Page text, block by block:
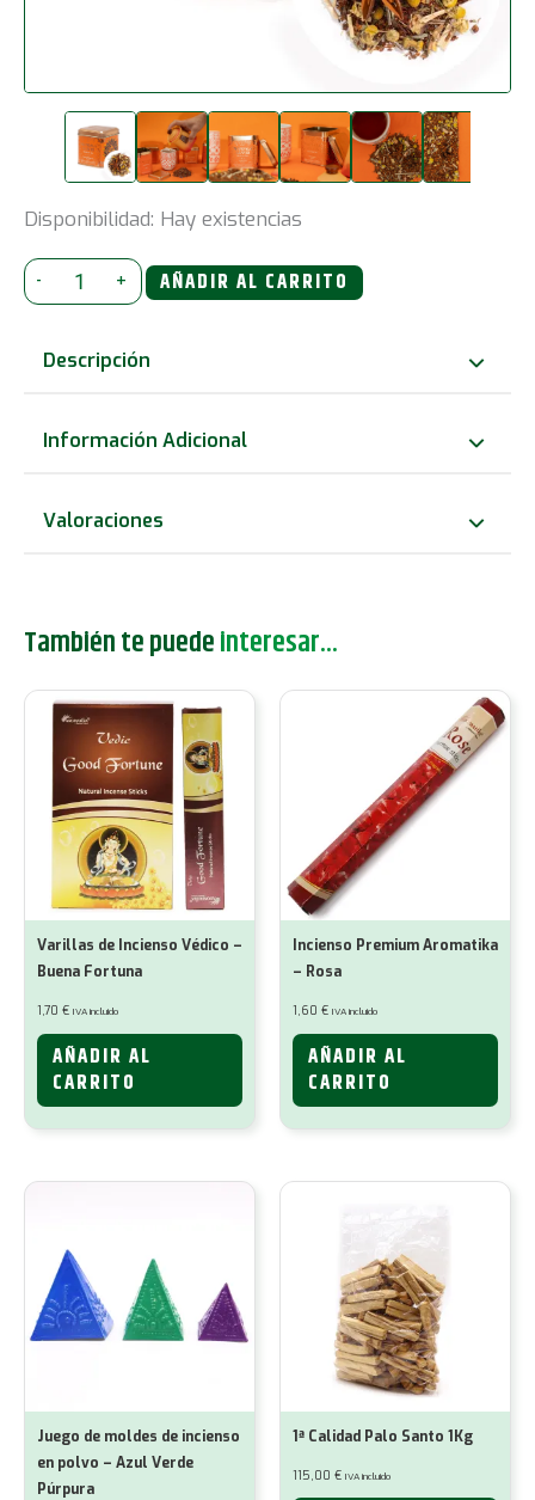
Disponibilidad: Hay existencias
-
50
g
Orgánico
Rooibos
+ AÑADIR AL CARRITO
Descripción
Información Adicional
Valoraciones
También te puedeinteresar...
Varillas de Incienso Védico –
Buena Fortuna
1,70 € IVA incluido
AÑADIR AL
CARRITO
Incienso Premium Aromatika
– Rosa
1,60 € IVA incluido
AÑADIR AL
CARRITO
Juego de moldes de incienso
en polvo – Azul Verde
Púrpura
1ª Calidad Palo Santo 1Kg
115,00 € IVA incluido